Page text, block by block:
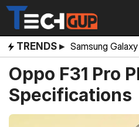
Skip
content
TRENDS ▸ Samsung
Oppo F31 Pro
Specifications